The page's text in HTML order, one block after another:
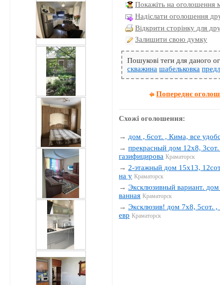
Покажіть на оголошення
Надіслати оголошення
Відкрити сторінку для
Залишити свою думку
Пошукові теги для даного
скважина шабельковка
Попереднє
Схожі оголошення:
→ дом , 6сот. , Кима, все
→прекрасный дом 12х8,
газифицирова Краматорск
→ 2-этажный дом 15х13,
на у Краматорск
→Эксклюзивный вариант.
ванная Краматорск
→Эксклюзив! дом 7х8, 5сот. ,
евр Краматорск